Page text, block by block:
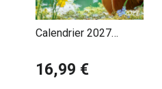
Calendrier 2027
Offert
16,99 €